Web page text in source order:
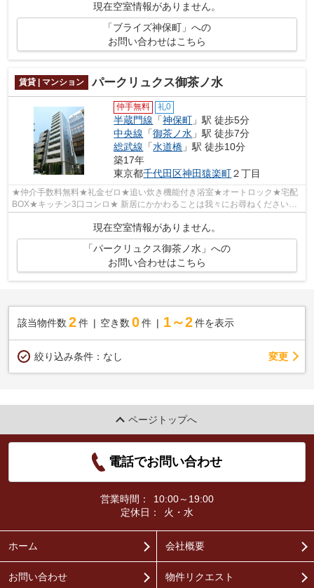
現在空室情報がありません。
「ブライズ神保町」への
お問い合わせはこちら
賃貸 | マンション パークリュクス御茶ノ水
仲手無料 礼0
半蔵門線 「神保町 」駅 徒歩5分
中央線 「御茶ノ水 」駅 徒歩7分
総武線 「水道橋 」駅 徒歩10分
築17年
東京都千代田区神田猿楽町２丁目
★仲介手数料無料★礼金ゼロ★追い炊き機能付き浴室★オートロック★宅配
BOX★キッチン3口コンロ★ 新居にかかわることは我々にお尋ねください。
現在空室情報がありません。
「パークリュクス御茶ノ水」への
お問い合わせはこちら
該当物件数 2件 空き数 0 件 1～2 件を表示
絞り込み条件： なし 変更
ページトップへ
電話でお問い合わせ
営業時間：
10:00～19:00
定休日：
火・水
ホーム 会社概要
お問い合わせ 物件リクエスト